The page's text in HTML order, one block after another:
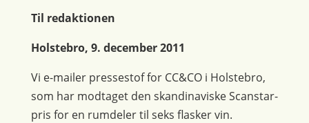
Til redaktionen
Holstebro, 9. december 2011
Vi e-mailer pressestof for CC&CO i Holstebro,
som har modtaget den skandinaviske Scanstar-
pris for en rumdeler til seks flasker vin.